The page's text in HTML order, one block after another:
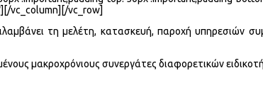
vc_column][/vc_row]
τη μελέτη, κατασκευή, παροχή υπηρεσιών
μακροχρόνιους συνεργάτες διαφορετικών